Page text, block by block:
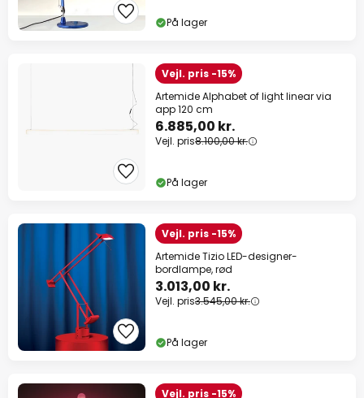
På lager
Vejl. pris -15%
Artemide Alphabet of light linear via
app 120 cm
6.885,00 kr.
Vejl. pris8.100,00 kr.
På lager
Vejl. pris -15%
Artemide Tizio LED-designer-
bordlampe, rød
3.013,00 kr.
Vejl. pris3.545,00 kr.
På lager
Vejl. pris -15%